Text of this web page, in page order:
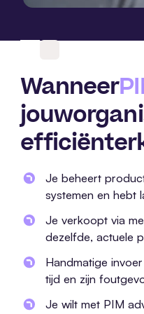
Wanneer
jouw
efficiënter
Je beheert
systemen en hebt
Je verkoopt via
dezelfde, actuele
Handmatige
tijd en zijn
Je wilt met PIM